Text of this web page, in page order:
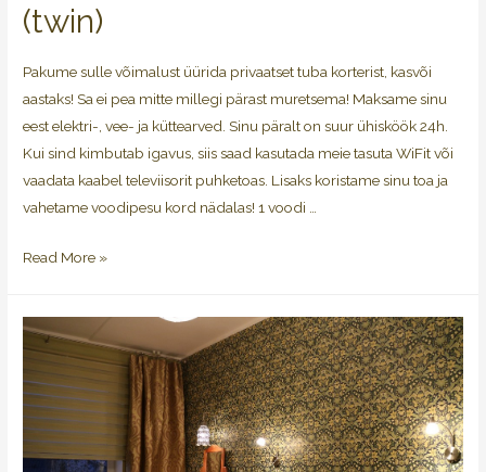
(twin)
Pakume sulle võimalust üürida privaatset tuba korterist, kasvõi
aastaks! Sa ei pea mitte millegi pärast muretsema! Maksame sinu
eest elektri-, vee- ja küttearved. Sinu päralt on suur ühisköök 24h.
Kui sind kimbutab igavus, siis saad kasutada meie tasuta WiFit või
vaadata kaabel televiisorit puhketoas. Lisaks koristame sinu toa ja
vahetame voodipesu kord nädalas! 1 voodi …
Read More »